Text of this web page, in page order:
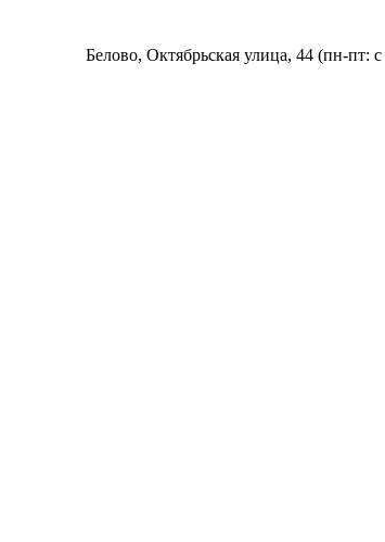
Белово, Октябрьская улица, 44 (пн-пт: с